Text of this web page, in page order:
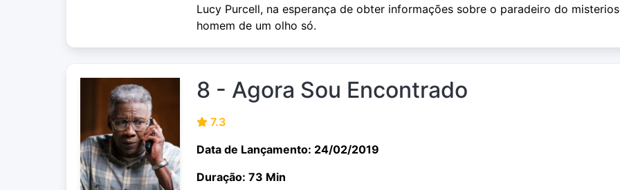
Lucy Purcell, na esperança de obter informações sobre o paradeiro do
homem de um olho só.
8 - Agora Sou Encontrado
7.3
Data de Lançamento: 24/02/2019
Duração: 73 Min